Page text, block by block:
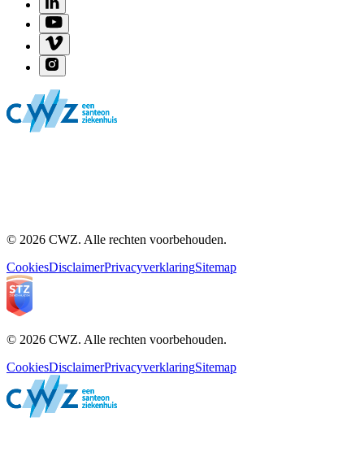
© 2026 CWZ. Alle rechten voorbehouden.
CookiesDisclaimerPrivacyverklaringSitemap
© 2026 CWZ. Alle rechten voorbehouden.
CookiesDisclaimerPrivacyverklaringSitemap